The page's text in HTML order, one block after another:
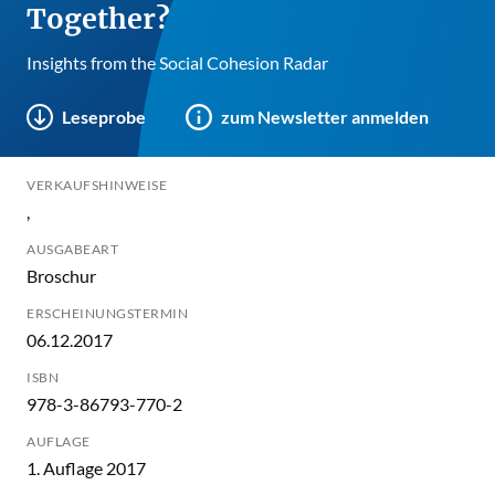
Together?
Insights from the Social Cohesion Radar
Leseprobe zum Newsletter anmelden
VERKAUFSHINWEISE
,
AUSGABEART
Broschur
ERSCHEINUNGSTERMIN
06.12.2017
ISBN
978-3-86793-770-2
AUFLAGE
1. Auflage 2017